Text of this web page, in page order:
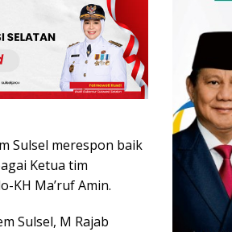
Sulsel merespon baik
Ketua tim
KH Ma’ruf Amin.
Sulsel, M Rajab